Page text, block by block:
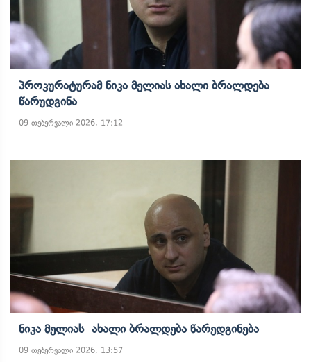
Პროკურატურამ Ნიკა Მელიას Ახალი Ბრალდება
Წარუდგინა
09 თებერვალი 2026, 17:12
Ნიკა Მელიას Ახალი Ბრალდება Წარედგინება
09 თებერვალი 2026, 13:57